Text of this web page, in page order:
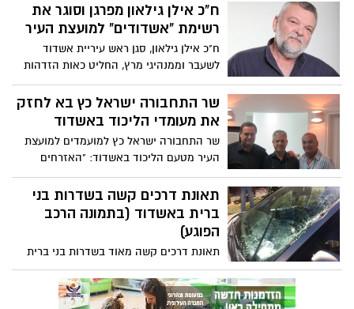
הנשיכה - הצוללן ניסה להבריח את הכריש
שבא לסעוד מכלוב הדגים. הכריש חשב
להבין שהכריש נחשב לבעל חיים טורף אך הוא
אינו מחפש אחרי בני אדם. מזונו של הכריש
בחופי הרחצה בהם המים רדודים.
ח"כ אילן גילאון מפרגן וסוגר את
רשימת "אשדודים" למועצת העיר
ח"כ אילן גילאון, סגן ראש עיריית אשדוד
לשעבר וממנהיגי מרץ, החליט כאות הזדהות
לפרגן ולהציב את עצמו כאיש שסוגר את
רשימת אשדודים למועצת "העיר. ח"כ אילן
גילאון: "אני בטוח שיניב קקון יהיה ראש
שר התחבורה ישראל כץ בא לחזק
את מעומדי הליכוד באשדוד
שר התחבורה ישראל כץ למועמדים למועצת
העיר מטעם הליכוד באשדוד: "האזרחים
צריכים אתכם, אנחנו בליכוד צריכים אתכם.
אני בטוח שנעבוד ונפעל יחד עוד הרבה למען
העיר אשדוד".
תאונת דרכים קשה בשדרות בני
ברית באשדוד (בתמונה הרכב
הפוגע)
תאונת דרכים קשה מאוד בשדרות בני ברית
באשדוד, פינת שדרות ירושלים. על פי הדיווח,
מדובר בהולך רגל שנפגע מרכב ונפצע באורח
קשה. צוותים של מד"א לכיש ומתנדבים של